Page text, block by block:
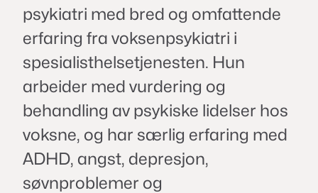
psykiatri med bred og omfattende
erfaring fra voksenpsykiatri i
spesialisthelsetjenesten. Hun
arbeider med vurdering og
behandling av psykiske lidelser hos
voksne, og har særlig erfaring med
ADHD, angst, depresjon,
søvnproblemer og